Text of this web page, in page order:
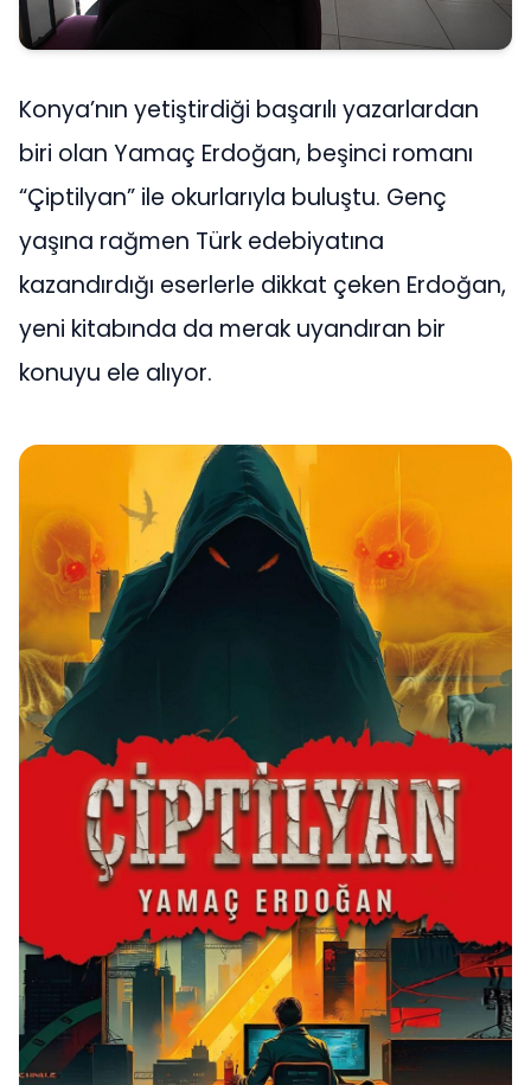
Konya’nın yetiştirdiği başarılı yazarlardan
biri olan Yamaç Erdoğan, beşinci romanı
“Çiptilyan” ile okurlarıyla buluştu. Genç
yaşına rağmen Türk edebiyatına
kazandırdığı eserlerle dikkat çeken Erdoğan,
yeni kitabında da merak uyandıran bir
konuyu ele alıyor.